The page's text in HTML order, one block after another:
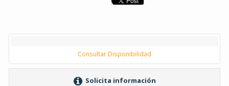
Consultar Disponibilidad
Solicita información